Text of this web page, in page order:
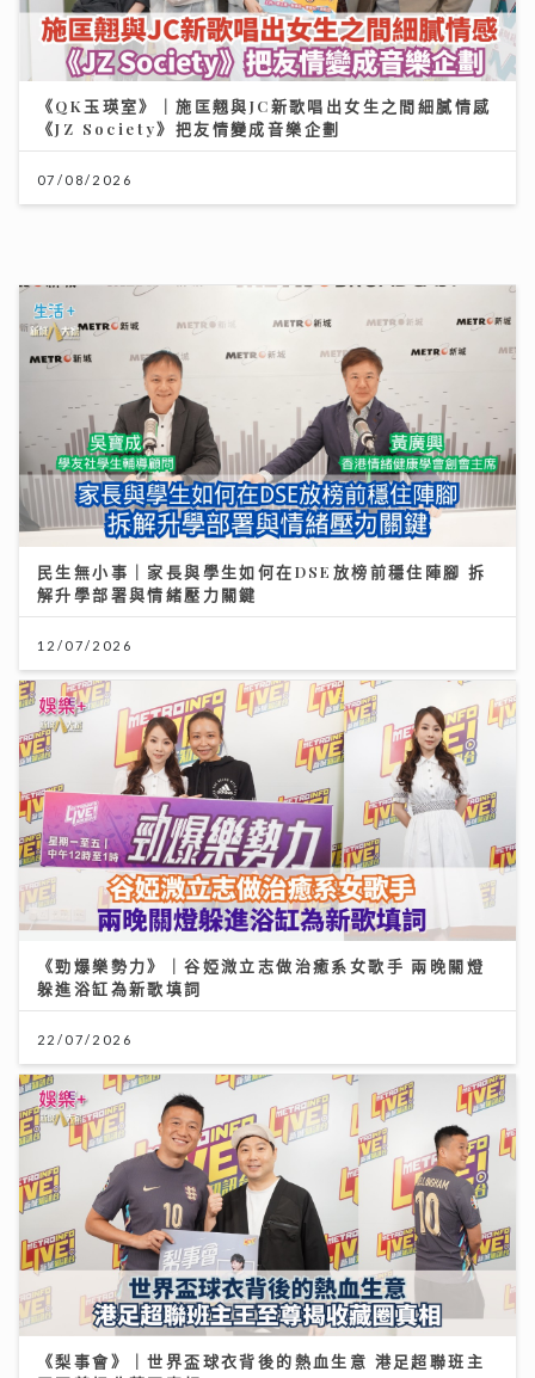
07/08/2026
民生無小事｜家長與學生如何在DSE放榜前穩住陣腳 拆
解升學部署與情緒壓力關鍵
12/07/2026
《勁爆樂勢力》｜谷婭溦立志做治癒系女歌手 兩晚關燈
躲進浴缸為新歌填詞
22/07/2026
《梨事會》｜世界盃球衣背後的熱血生意 港足超聯班主
王至尊揭收藏圈真相
09/07/2026